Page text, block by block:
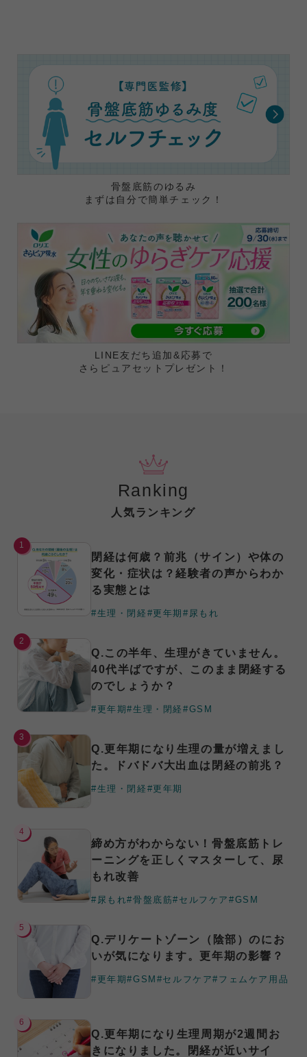
骨盤底筋のゆるみ
まずは自分で簡単チェック！
LINE友だち追加&応募で
さらピュアセットプレゼント！
Ranking
人気ランキング
1
閉経は何歳？前兆（サイン）や体の
変化・症状は？経験者の声からわか
る実態とは
#生理・閉経 #更年期#尿もれ
2
Q.この半年、生理がきていません。
40代半ばですが、このまま閉経する
のでしょうか？
#更年期#生理・閉経#GSM
3
Q.更年期になり生理の量が増えまし
た。ドバドバ大出血は閉経の前兆？
#生理・閉経 #更年期
4
締め方がわからない！骨盤底筋トレ
ーニングを正しくマスターして、尿
もれ改善
#尿もれ#骨盤底筋#セルフケア#GSM
5
Q.デリケートゾーン（陰部）のにお
いが気になります。更年期の影響？
#更年期#GSM #セルフケア#フェムケア用品
6
Q.更年期になり生理周期が2週間お
きになりました。閉経が近いサイ